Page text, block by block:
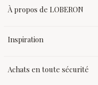
À propos de LOBERON
Inspiration
Achats en toute sécurité